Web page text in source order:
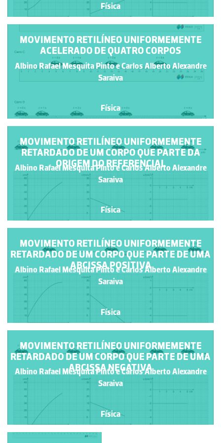
Física
MOVIMENTO RETILÍNEO UNIFORMEMENTE
ACELERADO DE QUATRO CORPOS
Albino Rafael Mesquita Pinto e Carlos Alberto Alexandre
Saraiva
Física
MOVIMENTO RETILÍNEO UNIFORMEMENTE
RETARDADO DE UM CORPO QUE PARTE DA
ORIGEM DO REFERENCIAL
Albino Rafael Mesquita Pinto e Carlos Alberto Alexandre
Saraiva
Física
MOVIMENTO RETILÍNEO UNIFORMEMENTE
RETARDADO DE UM CORPO QUE PARTE DE UMA
ABCISSA POSITIVA
Albino Rafael Mesquita Pinto e Carlos Alberto Alexandre
Saraiva
Física
MOVIMENTO RETILÍNEO UNIFORMEMENTE
RETARDADO DE UM CORPO QUE PARTE DE UMA
ABCISSA NEGATIVA
Albino Rafael Mesquita Pinto e Carlos Alberto Alexandre
Saraiva
Física